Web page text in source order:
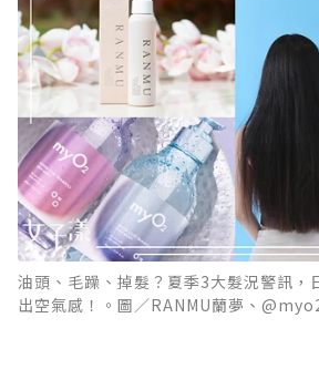
油頭、毛躁、掉髮？夏季3大髮況警訊，
出空氣感！。圖／RANMU蘭夢、